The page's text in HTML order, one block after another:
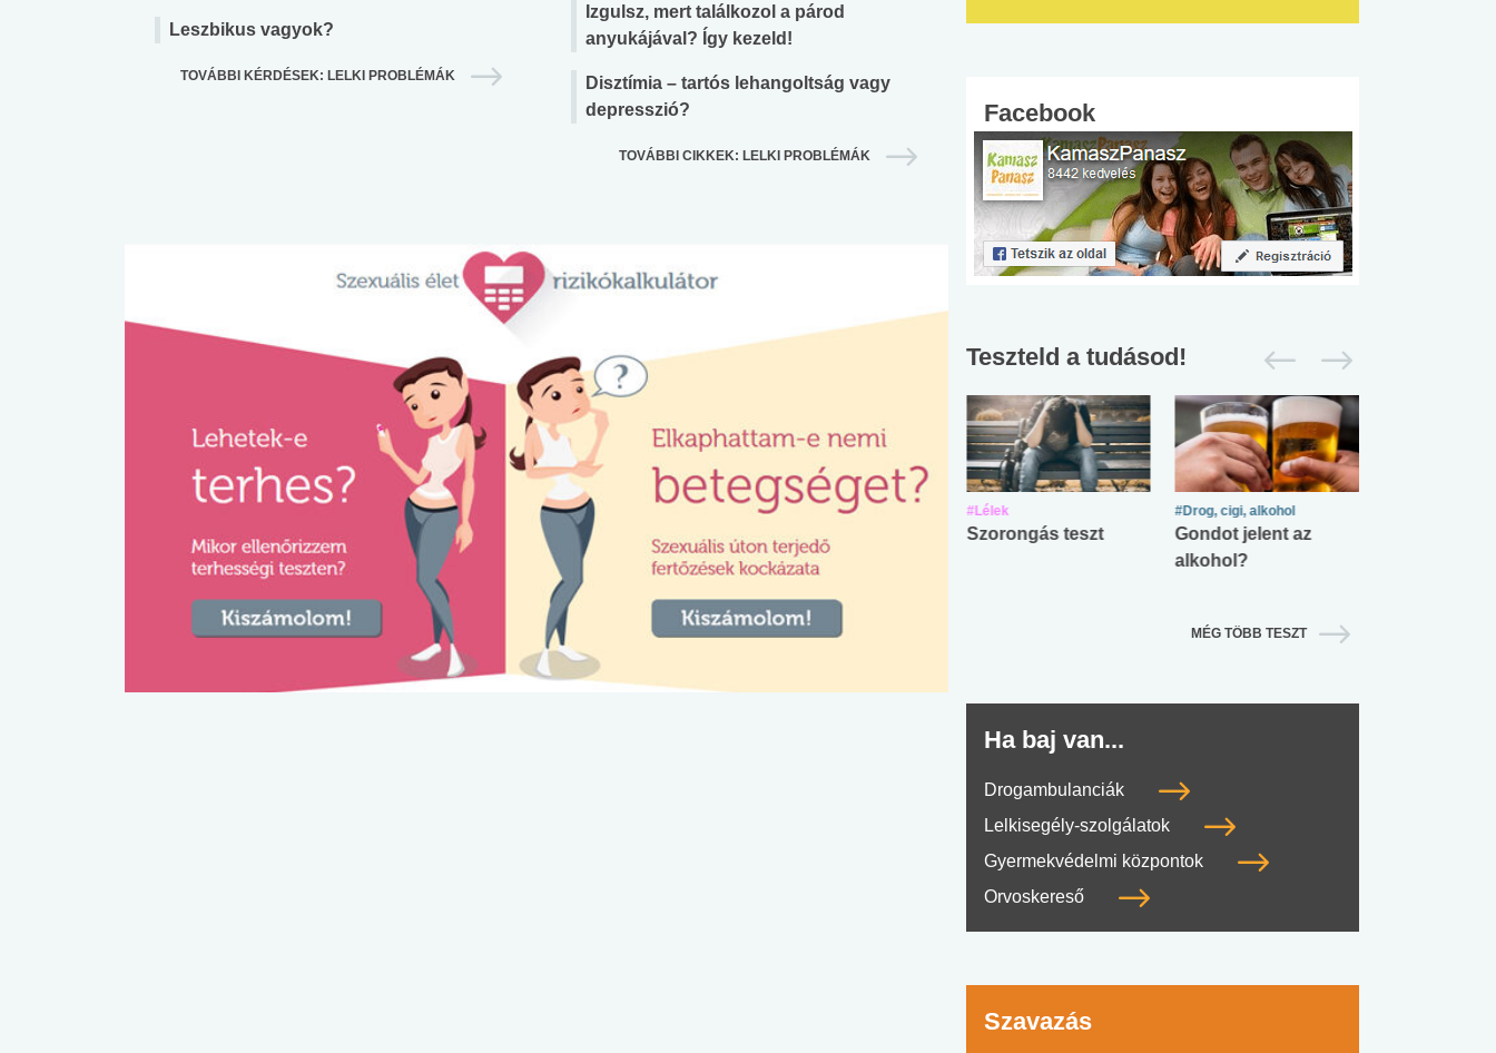
Leszbikus vagyok?
TOVÁBBI KÉRDÉSEK: LELKI PROBLÉMÁK
Izgulsz, mert találkozol a párod
anyukájával? Így kezeld!
Disztímia – tartós lehangoltság vagy
depresszió?
TOVÁBBI CIKKEK: LELKI PROBLÉMÁK
Facebook
Teszteld a tudásod!
Mekkora az ökológiai
lábnyomod?
#Betegségek
Elsősegély
tudásteszt
#Suli, munka
Angol középfokú
nyelvvizsga teszt -
No.42
#Suli, munka
Internet-függőség
teszt
#Lélek
Szorongás teszt
#Drog, cigi, alkohol
Gondot jelent az
alkohol?
MÉG TÖBB TESZT
Ha baj van...
Drogambulanciák
Lelkisegély-szolgálatok
Gyermekvédelmi központok
Orvoskereső
Szavazás